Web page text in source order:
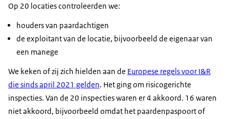
Op 20 locaties controleerden we:
houders van paardachtigen
de exploitant van de locatie, bijvoorbeeld de eigenaar van
een manege
We keken of zij zich hielden aan de Europese regels voor I&R
die sinds april 2021 gelden. Het ging om risicogerichte
inspecties. Van de 20 inspecties waren er 4 akkoord. 16 waren
niet akkoord, bijvoorbeeld omdat het paardenpaspoort of